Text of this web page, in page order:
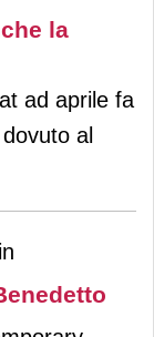
la
ad aprile fa
al